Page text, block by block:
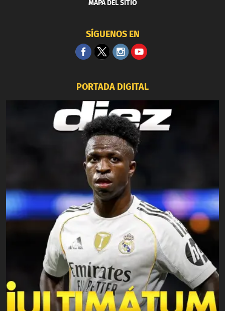
MAPA DEL SITIO
SÍGUENOS EN
PORTADA DIGITAL